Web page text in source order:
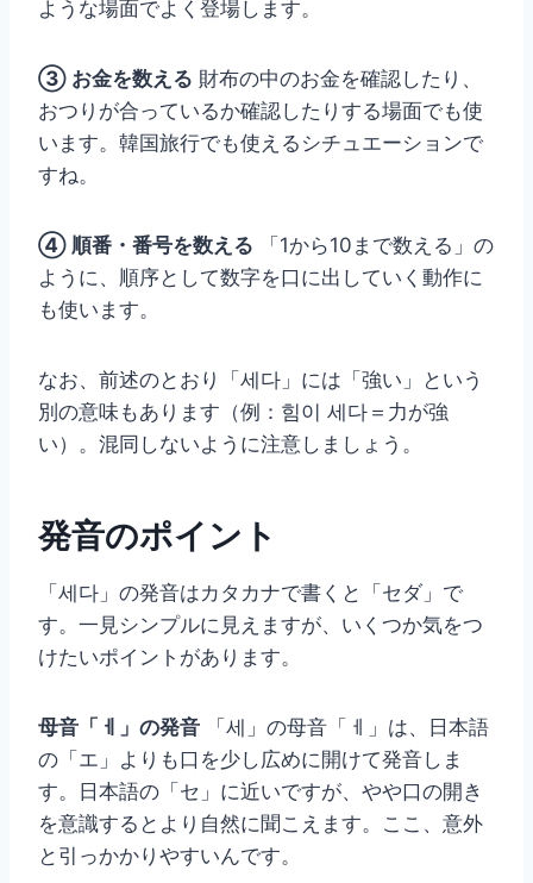
ような場面でよく登場します。
③ お金を数える 財布の中のお金を確認したり、
おつりが合っているか確認したりする場面でも使
います。韓国旅行でも使えるシチュエーションで
すね。
④ 順番・番号を数える 「1から10まで数える」の
ように、順序として数字を口に出していく動作に
も使います。
なお、前述のとおり「세다」には「強い」という
別の意味もあります（例：힘이 세다＝力が強
い）。混同しないように注意しましょう。
発音のポイント
「세다」の発音はカタカナで書くと「セダ」で
す。一見シンプルに見えますが、いくつか気をつ
けたいポイントがあります。
母音「ㅔ」の発音 「세」の母音「ㅔ」は、日本語
の「エ」よりも口を少し広めに開けて発音しま
す。日本語の「セ」に近いですが、やや口の開き
を意識するとより自然に聞こえます。ここ、意外
と引っかかりやすいんです。